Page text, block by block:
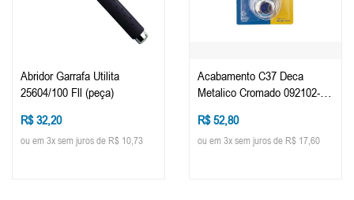
Abridor Garrafa Utilita
25604/100 Fll (peça)
R$ 32,20
ou em 3x sem juros de R$ 10,73
Acabamento C37 Deca
Metalico Cromado 092102-21
R$ 52,80
ou em 3x sem juros de R$ 17,60